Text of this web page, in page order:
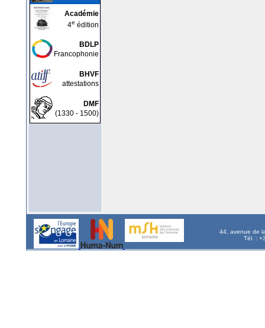
Académie
4e édition
BDLP
Francophonie
BHVF
attestations
DMF
(1330 - 1500)
44, avenue de
Tél. :